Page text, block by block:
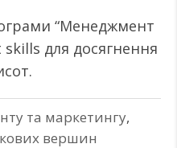
“Менеджмент
для досягнення
та маркетингу,
вершин